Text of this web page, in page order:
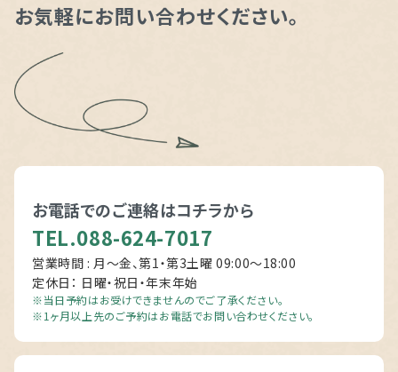
お気軽にお問い合わせください。
お電話でのご連絡はコチラから
TEL.088-624-7017
営業時間 : 月～金、第1・第3土曜 09:00〜18:00
定休日： 日曜・祝日・年末年始
※当日予約はお受けできませんのでご了承ください。
※1ヶ月以上先のご予約はお電話でお問い合わせください。